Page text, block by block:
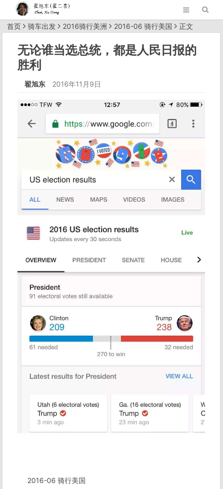
首页 骑车出发 2016骑行美洲 2016-06 骑行美国 正文
无论谁当选总统，都是人民日报的
胜利
翟旭东 2016年11月9日
2016-06 骑行美国